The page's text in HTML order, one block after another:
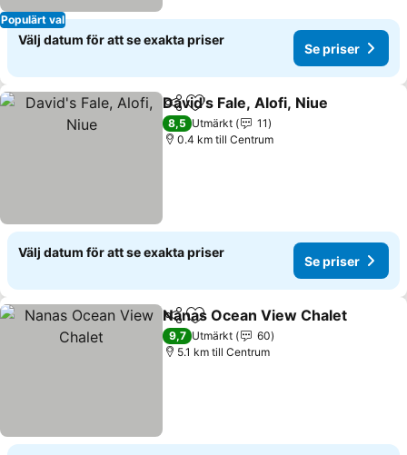
Populärt val
Välj datum för att se exakta priser
Se priser
Dela Lägg till i Mina Favoriter
David's Fale, Alofi, Niue
8,5 Utmärkt
11
0.4 km till Centrum
Välj datum för att se exakta priser
Se priser
Dela Lägg till i Mina Favoriter
Nanas Ocean View Chalet
9,7 Utmärkt
60
5.1 km till Centrum